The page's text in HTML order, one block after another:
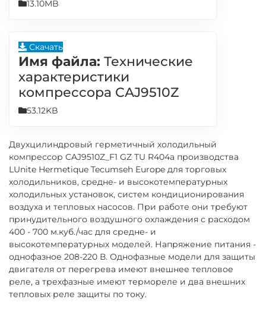
13.10MB
Скачать
Имя файла: Технические
характеристики
компрессора CAJ9510Z
53.12KB
Двухцилиндровый герметичный холодильный
компрессор CAJ9510Z_F1 GZ TU R404a производства
LUnite Hermetique Tecumseh Europe для торговых
холодильников, средне- и высокотемпературных
холодильных установок, систем кондиционирования
воздуха и тепловых насосов. При работе они требуют
принудительного воздушного охлаждения с расходом
400 - 700 м.куб./час для средне- и
высокотемпературных моделей. Напряжение питания -
однофазное 208-220 В. Однофазные модели для защиты
двигателя от перегрева имеют внешнее тепловое
реле, а трехфазные имеют термореле и два внешних
тепловых реле защиты по току.